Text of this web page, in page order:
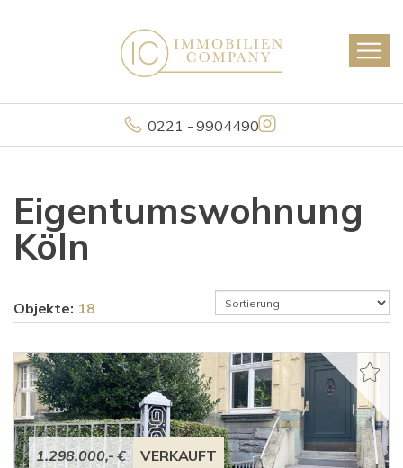
0221 - 9904490
Eigentumswohnung
Köln
Objekte: 18
1.298.000,- € VERKAUFT